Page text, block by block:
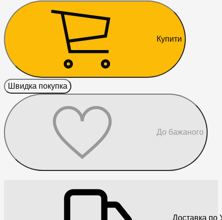
Купити
Швидка покупка
До бажаного
Доставка по